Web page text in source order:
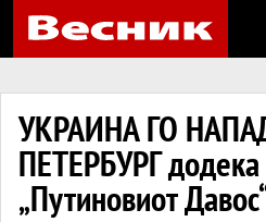
УКРАИНА ГО
ПЕТЕРБУРГ додека
„Путиновиот